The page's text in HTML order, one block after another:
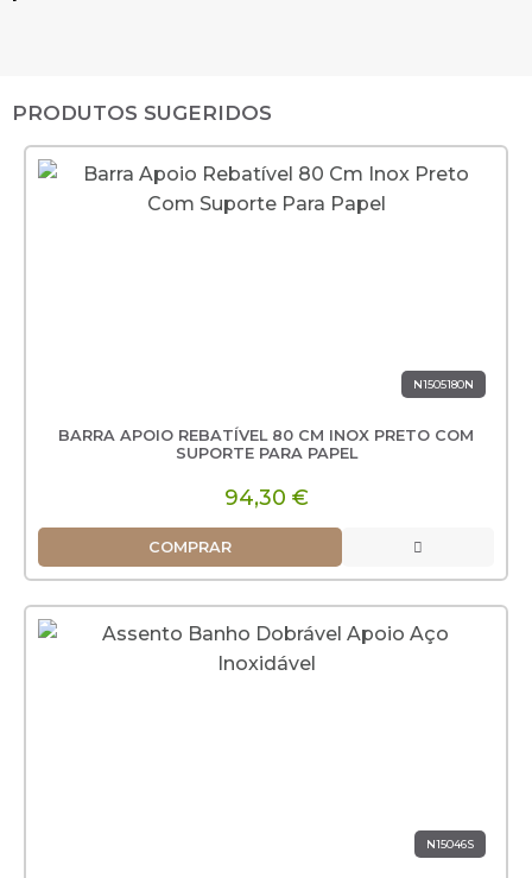
PRODUTOS SUGERIDOS
N1505180N
BARRA APOIO REBATÍVEL 80 CM INOX PRETO COM
SUPORTE PARA PAPEL
94,30 €
COMPRAR
N15046S